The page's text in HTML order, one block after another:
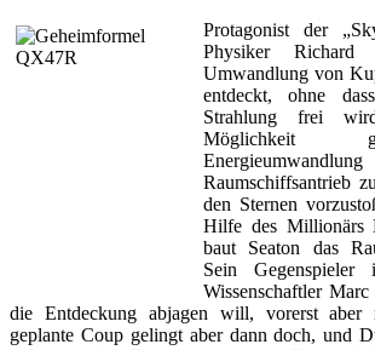
Protagonist der
Physiker
Umwandlung von
entdeckt, ohne
Strahlung frei
Möglichkeit
Raumschiffsantrieb
den Sternen
Hilfe des Millionärs
baut Seaton das
Sein Gegenspieler
Wissenschaftler
die Entdeckung abjagen will, vorerst aber
geplante Coup gelingt aber dann doch, und